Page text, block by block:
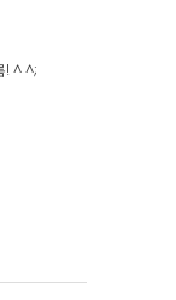
! ^ ^;